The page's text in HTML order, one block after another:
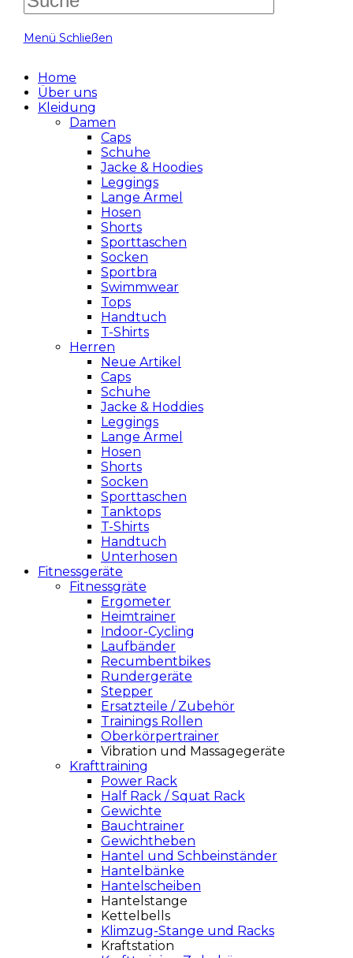
Menü Schließen
Home
Über uns
Kleidung
Damen
Caps
Schuhe
Jacke & Hoodies
Leggings
Lange Ärmel
Hosen
Shorts
Sporttaschen
Socken
Sportbra
Swimmwear
Tops
Handtuch
T-Shirts
Herren
Neue Artikel
Caps
Schuhe
Jacke & Hoddies
Leggings
Lange Ärmel
Hosen
Shorts
Socken
Sporttaschen
Tanktops
T-Shirts
Handtuch
Unterhosen
Fitnessgeräte
Fitnessgräte
Ergometer
Heimtrainer
Indoor-Cycling
Laufbänder
Recumbentbikes
Rundergeräte
Stepper
Ersatzteile / Zubehör
Trainings Rollen
Oberkörpertrainer
Vibration und Massagegeräte
Krafttraining
Power Rack
Half Rack / Squat Rack
Gewichte
Bauchtrainer
Gewichtheben
Hantel und Schbeinständer
Hantelbänke
Hantelscheiben
Hantelstange
Kettelbells
Klimzug-Stange und Racks
Kraftstation